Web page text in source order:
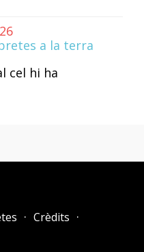
a la terra
cel hi ha
Crèdits